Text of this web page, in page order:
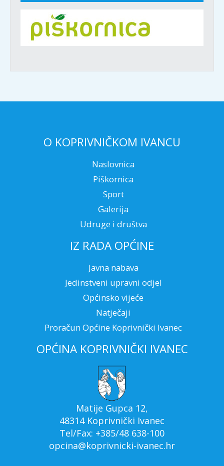
O KOPRIVNIČKOM IVANCU
Naslovnica
Piškornica
Sport
Galerija
Udruge i društva
IZ RADA OPĆINE
Javna nabava
Jedinstveni upravni odjel
Općinsko vijeće
Natječaji
Proračun Općine Koprivnički Ivanec
OPĆINA KOPRIVNIČKI IVANEC
Matije Gupca 12,
48314 Koprivnički Ivanec
Tel/Fax: +385/48 638-100
opcina@koprivnicki-ivanec.hr